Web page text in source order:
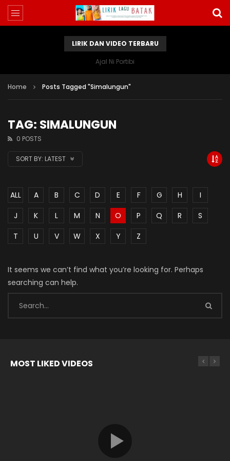
LIRIK DAN VIDEO TERBARU
Ajal Ni Portibi
Home Posts Tagged "Simalungun"
TAG: SIMALUNGUN
0 POSTS
SORT BY: LATEST
ALL A B C D E F G H
I
J
K L M N O P Q R
S
T
U V W X Y Z
It seems we can’t find what you’re looking for. Perhaps
searching can help.
MOST LIKED VIDEOS